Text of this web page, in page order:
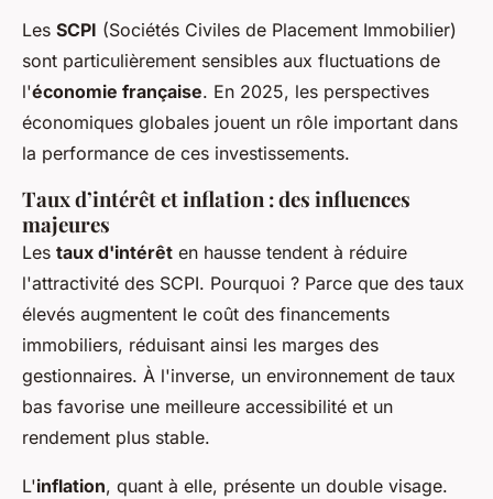
Les SCPI (Sociétés Civiles de Placement Immobilier)
sont particulièrement sensibles aux fluctuations de
l'économie française. En 2025, les perspectives
économiques globales jouent un rôle important dans
la performance de ces investissements.
Taux d’intérêt et inflation : des influences
majeures
Les taux d'intérêt en hausse tendent à réduire
l'attractivité des SCPI. Pourquoi ? Parce que des taux
élevés augmentent le coût des financements
immobiliers, réduisant ainsi les marges des
gestionnaires. À l'inverse, un environnement de taux
bas favorise une meilleure accessibilité et un
rendement plus stable.
L'inflation, quant à elle, présente un double visage.